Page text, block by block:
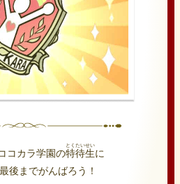
コカラ学園の特待生
とくたいせい
に
後までがんばろう！